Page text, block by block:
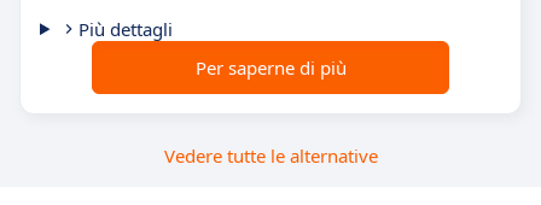
Più dettagli
Per saperne di più
Vedere tutte le alternative